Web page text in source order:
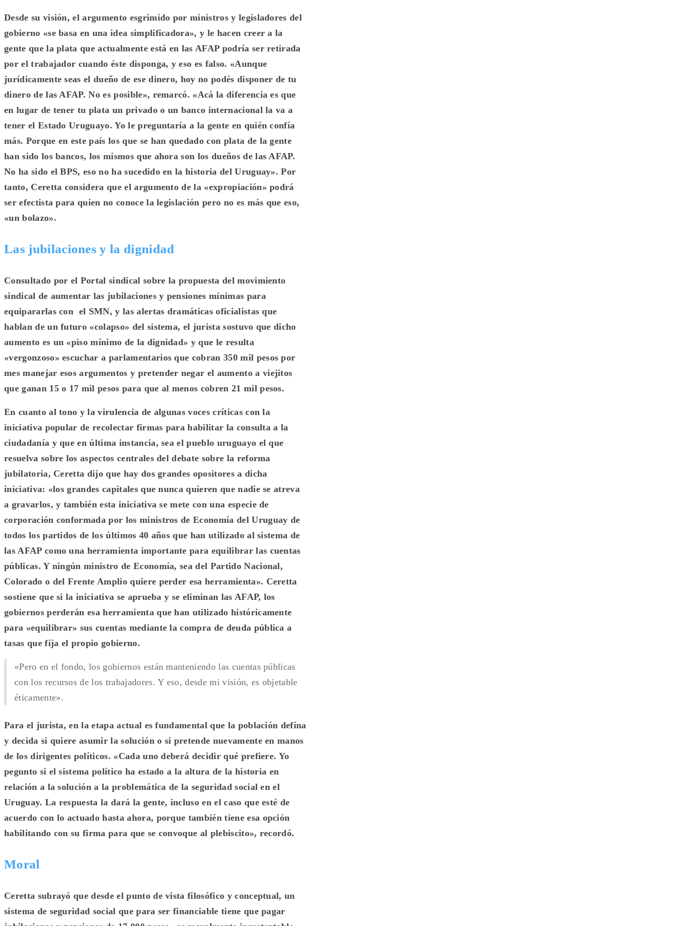
Desde su visión, el argumento esgrimido por ministros y legisladores del
gobierno «se basa en una idea simplificadora», y le hacen creer a la
gente que la plata que actualmente está en las AFAP podría ser retirada
por el trabajador cuando éste disponga, y eso es falso. «Aunque
jurídicamente seas el dueño de ese dinero, hoy no podés disponer de tu
dinero de las AFAP. No es posible», remarcó. «Acá la diferencia es que
en lugar de tener tu plata un privado o un banco internacional la va a
tener el Estado Uruguayo. Yo le preguntaría a la gente en quién confía
más. Porque en este país los que se han quedado con plata de la gente
han sido los bancos, los mismos que ahora son los dueños de las AFAP.
No ha sido el BPS, eso no ha sucedido en la historia del Uruguay». Por
tanto, Ceretta considera que el argumento de la «expropiación» podrá
ser efectista para quien no conoce la legislación pero no es más que eso,
«un bolazo».
Las jubilaciones y la dignidad
Consultado por el Portal sindical sobre la propuesta del movimiento
sindical de aumentar las jubilaciones y pensiones mínimas para
equipararlas con el SMN, y las alertas dramáticas oficialistas que
hablan de un futuro «colapso» del sistema, el jurista sostuvo que dicho
aumento es un «piso mínimo de la dignidad» y que le resulta
«vergonzoso» escuchar a parlamentarios que cobran 350 mil pesos por
mes manejar esos argumentos y pretender negar el aumento a viejitos
que ganan 15 o 17 mil pesos para que al menos cobren 21 mil pesos.
En cuanto al tono y la virulencia de algunas voces críticas con la
iniciativa popular de recolectar firmas para habilitar la consulta a la
ciudadanía y que en última instancia, sea el pueblo uruguayo el que
resuelva sobre los aspectos centrales del debate sobre la reforma
jubilatoria, Ceretta dijo que hay dos grandes opositores a dicha
iniciativa: «los grandes capitales que nunca quieren que nadie se atreva
a gravarlos, y también esta iniciativa se mete con una especie de
corporación conformada por los ministros de Economía del Uruguay de
todos los partidos de los últimos 40 años que han utilizado al sistema de
las AFAP como una herramienta importante para equilibrar las cuentas
públicas. Y ningún ministro de Economía, sea del Partido Nacional,
Colorado o del Frente Amplio quiere perder esa herramienta». Ceretta
sostiene que si la iniciativa se aprueba y se eliminan las AFAP, los
gobiernos perderán esa herramienta que han utilizado históricamente
para «equilibrar» sus cuentas mediante la compra de deuda pública a
tasas que fija el propio gobierno.
«Pero en el fondo, los gobiernos están manteniendo las cuentas públicas
con los recursos de los trabajadores. Y eso, desde mi visión, es objetable
éticamente».
Para el jurista, en la etapa actual es fundamental que la población defina
y decida si quiere asumir la solución o si pretende nuevamente en manos
de los dirigentes políticos. «Cada uno deberá decidir qué prefiere. Yo
pegunto si el sistema político ha estado a la altura de la historia en
relación a la solución a la problemática de la seguridad social en el
Uruguay. La respuesta la dará la gente, incluso en el caso que esté de
acuerdo con lo actuado hasta ahora, porque también tiene esa opción
habilitando con su firma para que se convoque al plebiscito», recordó.
Moral
Ceretta subrayó que desde el punto de vista filosófico y conceptual, un
sistema de seguridad social que para ser financiable tiene que pagar